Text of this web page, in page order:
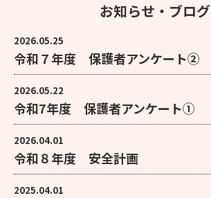
お知らせ・ブログ
2026.05.25
令和７年度 保護者アンケート②
2026.05.22
令和7年度 保護者アンケート①
2026.04.01
令和８年度 安全計画
2025.04.01